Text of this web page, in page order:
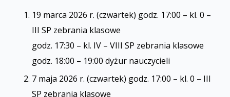
19 marca 2026 r. (czwartek) godz. 17:00 – kl. 0 –
III SP zebrania klasowe
godz. 17:30 – kl. IV – VIII SP zebrania klasowe
godz. 18:00 – 19:00 dyżur nauczycieli
7 maja 2026 r. (czwartek) godz. 17:00 – kl. 0 – III
SP zebrania klasowe